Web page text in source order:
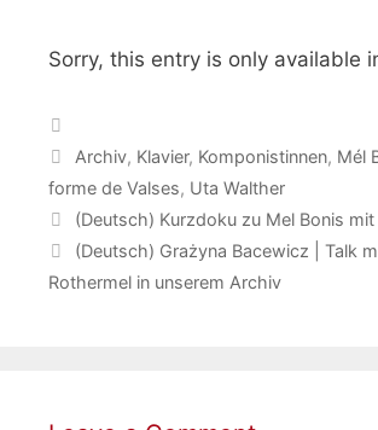
Sorry, this entry is only available
Tags
Archiv, Klavier, Komponistinnen, Mél
forme de Valses, Uta Walther
(Deutsch) Kurzdoku zu Mel Bonis mit
(Deutsch) Grażyna Bacewicz | Talk
Rothermel in unserem Archiv